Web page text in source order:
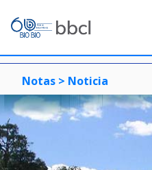
Notas > Noticia